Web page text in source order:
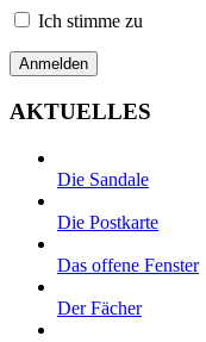
Ich stimme zu
AKTUELLES
Die Sandale
Die Postkarte
Das offene Fenster
Der Fächer